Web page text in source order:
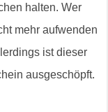
halten. Wer
mehr aufwenden
ist dieser
ausgeschöpft.